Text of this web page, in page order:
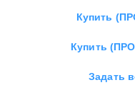
Купить
Купить
Задать